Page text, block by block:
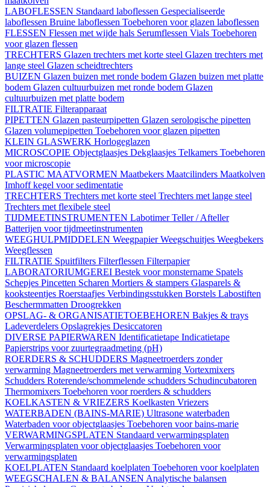
LABOFLESSEN Standaard laboflessen Gespecialiseerde
laboflessen Bruine laboflessen Toebehoren voor glazen laboflessen
FLESSEN Flessen met wijde hals Serumflessen Vials Toebehoren
voor glazen flessen
TRECHTERS Glazen trechters met korte steel Glazen trechters met
lange steel Glazen scheidtrechters
BUIZEN Glazen buizen met ronde bodem Glazen buizen met platte
bodem Glazen cultuurbuizen met ronde bodem Glazen
cultuurbuizen met platte bodem
FILTRATIE Filterapparaat
PIPETTEN Glazen pasteurpipetten Glazen serologische pipetten
Glazen volumepipetten Toebehoren voor glazen pipetten
KLEIN GLASWERK Horlogeglazen
MICROSCOPIE Objectglaasjes Dekglaasjes Telkamers Toebehoren
voor microscopie
PLASTIC MAATVORMEN Maatbekers Maatcilinders Maatkolven
Imhoff kegel voor sedimentatie
TRECHTERS Trechters met korte steel Trechters met lange steel
Trechters met flexibele steel
TIJDMEETINSTRUMENTEN LabotimerTeller / Afteller
Batterijen voor tijdmeetinstrumenten
WEEGHULPMIDDELEN WeegpapierWeegschuitjes Weegbekers
Weegflessen
FILTRATIE Spuitfilters Filterflessen Filterpapier
LABORATORIUMGEREI Bestek voor monstername Spatels
Schepjes Pincetten Scharen Mortiers & stampers Glasparels &
kooksteentjes Roerstaafjes Verbindingsstukken Borstels Labostiften
Beschermmatten Droogrekken
OPSLAG- & ORGANISATIETOEBEHOREN Bakjes & trays
Ladeverdelers Opslagrekjes Desiccatoren
DIVERSE PAPIERWAREN Identificatietape Indicatietape
Papierstrips voor zuurtegraadmeting (pH)
ROERDERS & SCHUDDERS Magneetroerders zonder
verwarming Magneetroerders met verwarming Vortexmixers
Schudders Roterende/schommelende schudders Schudincubatoren
Thermomixers Toebehoren voor roerders & schudders
KOELKASTEN & VRIEZERS Koelkasten Vriezers
WATERBADEN (BAINS-MARIE) Ultrasone waterbaden
Waterbaden voor objectglaasjes Toebehoren voor bains-marie
VERWARMINGSPLATEN Standaard verwarmingsplaten
Verwarmingsplaten voor objectglaasjes Toebehoren voor
verwarmingsplaten
KOELPLATEN Standaard koelplaten Toebehoren voor koelplaten
WEEGSCHALEN & BALANSEN Analytische balansen